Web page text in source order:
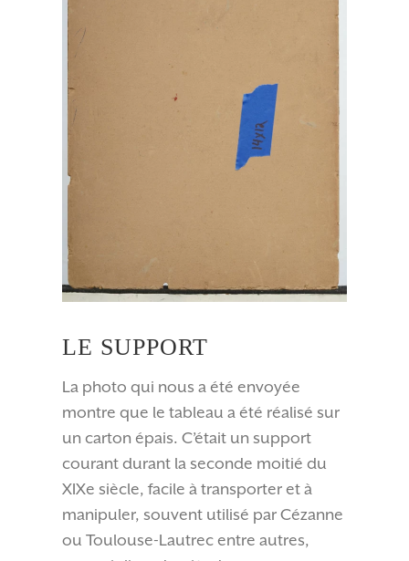
LE SUPPORT
La photo qui nous a été envoyée
montre que le tableau a été réalisé sur
un carton épais. C’était un support
courant durant la seconde moitié du
XIXe siècle, facile à transporter et à
manipuler, souvent utilisé par Cézanne
ou Toulouse-Lautrec entre autres,